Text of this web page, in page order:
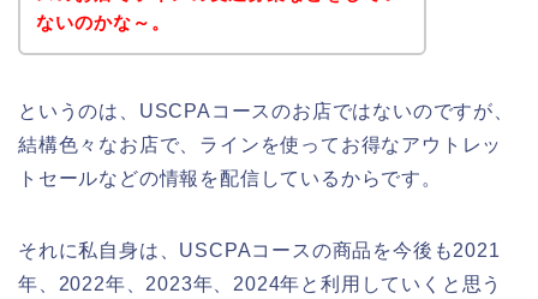
ないのかな～。
というのは、USCPAコースのお店ではないのですが、
結構色々なお店で、ラインを使ってお得なアウトレッ
トセールなどの情報を配信しているからです。
それに私自身は、USCPAコースの商品を今後も2021
年、2022年、2023年、2024年と利用していくと思う